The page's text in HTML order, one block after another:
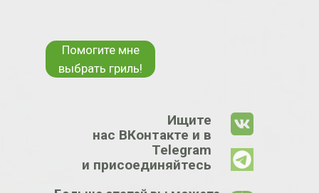
Ищите
нас ВКонтакте и в
Telegram
и присоединяйтесь
Помогите мне
выбрать гриль!